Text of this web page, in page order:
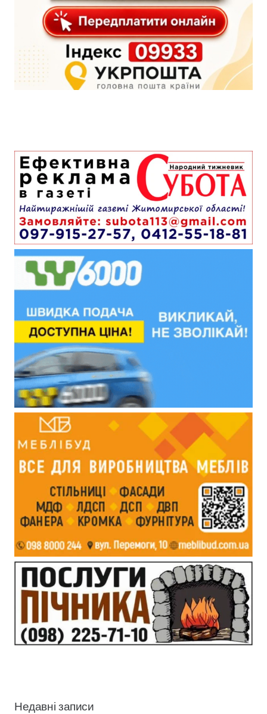
Недавні записи